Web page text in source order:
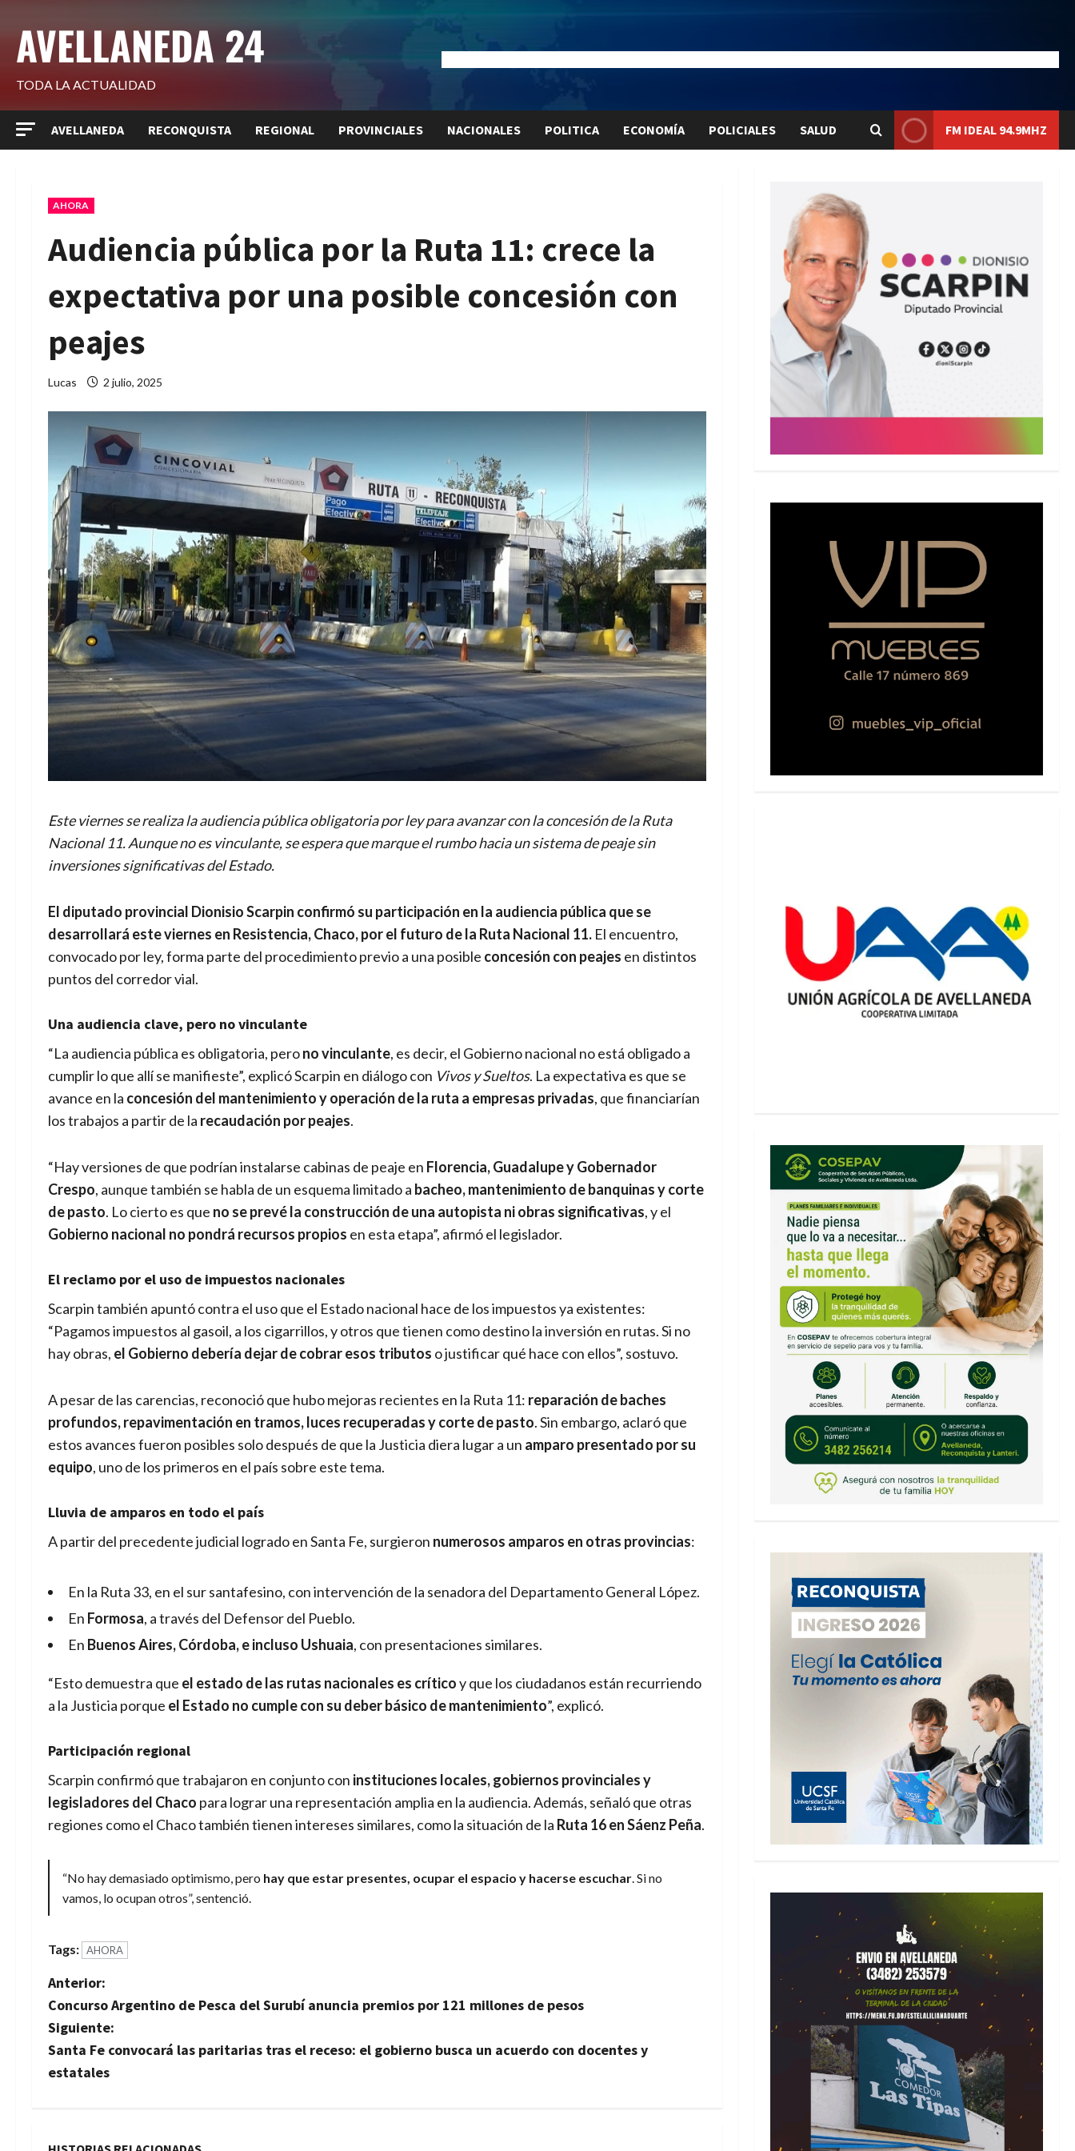
contenido
AVELLANEDA 24
TODA LA ACTUALIDAD
AVELLANEDA RECONQUISTA REGIONAL PROVINCIALES NACIONALES POLITICA ECONOMÍA POLICIALES SALUD FM IDEAL 94.9MHZ
AHORA
Audiencia pública por la Ruta 11: crece la
expectativa por una posible concesión con
peajes
Lucas 2 julio, 2025
Este viernes se realiza la audiencia pública obligatoria por ley para avanzar con la concesión de la Ruta
Nacional 11. Aunque no es vinculante, se espera que marque el rumbo hacia un sistema de peaje sin
inversiones significativas del Estado.
El diputado provincial Dionisio Scarpin confirmó su participación en la audiencia pública que se
desarrollará este viernes en Resistencia, Chaco, por el futuro de la Ruta Nacional 11. El encuentro,
convocado por ley, forma parte del procedimiento previo a una posible concesión con peajes en distintos
puntos del corredor vial.
Una audiencia clave, pero no vinculante
“La audiencia pública es obligatoria, perono vinculante, es decir, el Gobierno nacional no está obligado a
cumplir lo que allí se manifieste”, explicó Scarpin en diálogo con Vivos y Sueltos. La expectativa es que se
avance en la concesión del mantenimiento y operación de la ruta a empresas privadas, que financiarían
los trabajos a partir de la recaudación por peajes.
“Hay versiones de que podrían instalarse cabinas de peaje en Florencia, Guadalupe y Gobernador
Crespo, aunque también se habla de un esquema limitado a bacheo, mantenimiento de banquinas y corte
de pasto. Lo cierto es que no se prevé la construcción de una autopista ni obras significativas, y el
Gobierno nacional no pondrá recursos propios en esta etapa”, afirmó el legislador.
El reclamo por el uso de impuestos nacionales
Scarpin también apuntó contra el uso que el Estado nacional hace de los impuestos ya existentes:
“Pagamos impuestos al gasoil, a los cigarrillos, y otros que tienen como destino la inversión en rutas. Si no
hay obras, el Gobierno debería dejar de cobrar esos tributos o justificar qué hace con ellos”, sostuvo.
A pesar de las carencias, reconoció que hubo mejoras recientes en la Ruta 11: reparación de baches
profundos, repavimentación en tramos, luces recuperadas y corte de pasto. Sin embargo, aclaró que
estos avances fueron posibles solo después de que la Justicia diera lugar a un amparo presentado por su
equipo, uno de los primeros en el país sobre este tema.
Lluvia de amparos en todo el país
A partir del precedente judicial logrado en Santa Fe, surgieron numerosos amparos en otras provincias:
En la Ruta 33, en el sur santafesino, con intervención de la senadora del Departamento General López.
En Formosa, a través del Defensor del Pueblo.
En Buenos Aires, Córdoba, e incluso Ushuaia, con presentaciones similares.
“Esto demuestra que el estado de las rutas nacionales es críticoy que los ciudadanos están recurriendo
a la Justicia porque el Estado no cumple con su deber básico de mantenimiento”, explicó.
Participación regional
Scarpin confirmó que trabajaron en conjunto con instituciones locales, gobiernos provinciales y
legisladores del Chaco para lograr una representación amplia en la audiencia. Además, señaló que otras
regiones como el Chaco también tienen intereses similares, como la situación de la Ruta 16 en Sáenz Peña.
“No hay demasiado optimismo, pero hay que estar presentes, ocupar el espacio y hacerse escuchar. Si no
vamos, lo ocupan otros”, sentenció.
Tags: AHORA
N
a
v
Anterior:
Concurso Argentino de Pesca del Surubí anuncia premios por 121 millones de pesos
Siguiente:
Santa Fe convocará las paritarias tras el receso: el gobierno busca un acuerdo con docentes y
estatales